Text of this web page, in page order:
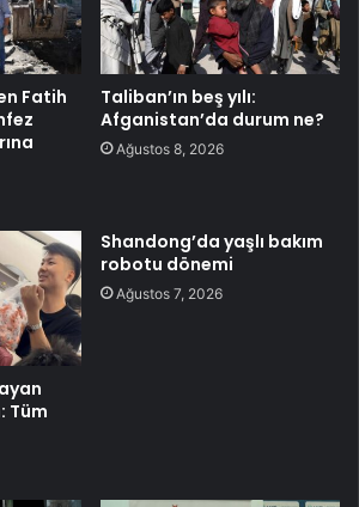
Fatih
Taliban’ın beş yılı:
Afganistan’da durum ne?
Ağustos 8, 2026
Tüm
Shandong’da yaşlı bakım
robotu dönemi
Ağustos 7, 2026